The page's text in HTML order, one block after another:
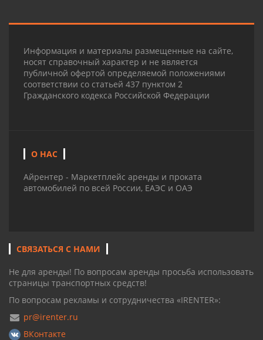
Информация и материалы размещенные на сайте,
носят справочный характер и не является
публичной офертой определяемой положениями
соответствии со статьей 437 пунктом 2
Гражданского кодекса Российской Федерации
О НАС
Айрентер - Маркетплейс аренды и проката
автомобилей по всей России, ЕАЭС и ОАЭ
СВЯЗАТЬСЯ С НАМИ
Не для аренды! По вопросам аренды просьба использовать
страницы транспортных средств!
По вопросам рекламы и сотрудничества «IRENTER»:
pr@irenter.ru
ВКонтакте